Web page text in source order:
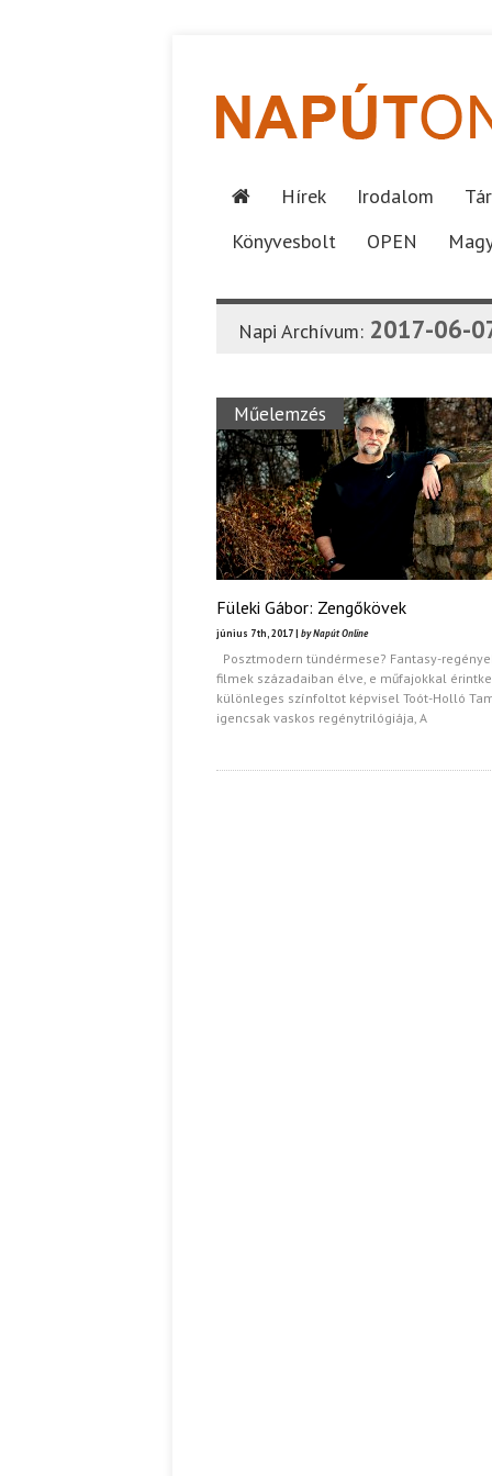
Hírek Irodalom
Könyvesbolt
OPEN
Napi Archívum: 2017-06-
Műelemzés
Füleki Gábor: Zengőkövek
június 7th, 2017 | by Napút Online
Posztmodern tündérmese? Fantasy-
filmek századaiban élve, e műfajokkal
különleges színfoltot képvisel Toót-Holló
igencsak vaskos regénytrilógiája, A